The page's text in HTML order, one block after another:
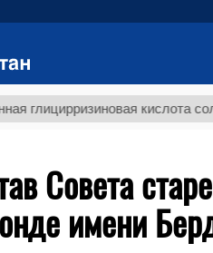
кислота
Совета
имени